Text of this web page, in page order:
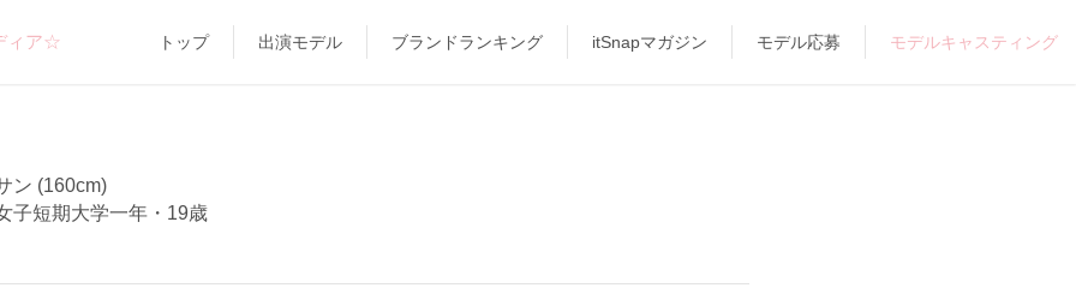
ィア☆ トップ 出演モデル ブランドランキング itSnapマガジン モデル応募 モデルキャスティング
ン (160cm)
子短期大学一年・19歳